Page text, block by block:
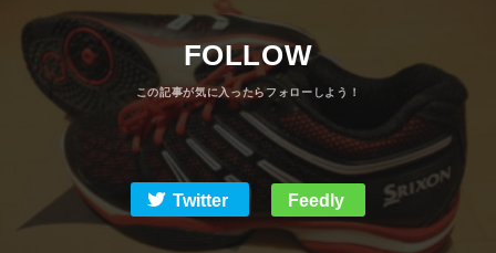
FOLLOW
Twitter Feedly